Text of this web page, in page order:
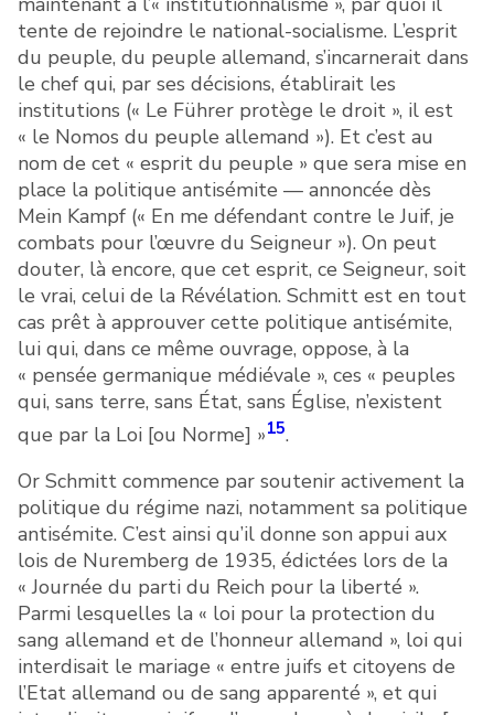
tente de rejoindre le national-socialisme. L’esprit
du peuple, du peuple allemand, s’incarnerait dans
le chef qui, par ses décisions, établirait les
institutions (« Le Führer protège le droit », il est
« le Nomos du peuple allemand »). Et c’est au
nom de cet « esprit du peuple » que sera mise en
place la politique antisémite — annoncée dès
Mein Kampf (« En me défendant contre le Juif, je
combats pour l’œuvre du Seigneur »). On peut
douter, là encore, que cet esprit, ce Seigneur, soit
le vrai, celui de la Révélation. Schmitt est en tout
cas prêt à approuver cette politique antisémite,
lui qui, dans ce même ouvrage, oppose, à la
« pensée germanique médiévale », ces « peuples
qui, sans terre, sans État, sans Église, n’existent
que par la Loi [ou Norme] »15.
Or Schmitt commence par soutenir activement la
politique du régime nazi, notamment sa politique
antisémite. C’est ainsi qu’il donne son appui aux
lois de Nuremberg de 1935, édictées lors de la
« Journée du parti du Reich pour la liberté ».
Parmi lesquelles la « loi pour la protection du
sang allemand et de l’honneur allemand », loi qui
interdisait le mariage « entre juifs et citoyens de
l’Etat allemand ou de sang apparenté », et qui